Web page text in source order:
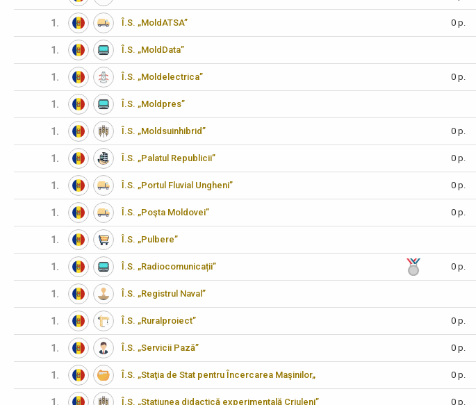
1. Î.S. „MoldATSA” 0 p.
1. Î.S. „MoldData”
1. Î.S. „Moldelectrica” 0 p.
1. Î.S. „Moldpres”
1. Î.S. „Moldsuinhibrid” 0 p.
1. Î.S. „Palatul Republicii” 0 p.
1. Î.S. „Portul Fluvial Ungheni” 0 p.
1. Î.S. „Poşta Moldovei” 0 p.
1. Î.S. „Pulbere”
1. Î.S. „Radiocomunicații” 0 p.
1. Î.S. „Registrul Naval”
1. Î.S. „Ruralproiect” 0 p.
1. Î.S. „Servicii Pază” 0 p.
1. Î.S. „Staţia de Stat pentru Încercarea Maşinilor„ 0 p.
1. Î.S. „Stațiunea didactică experimentală Criuleni” 0 p.